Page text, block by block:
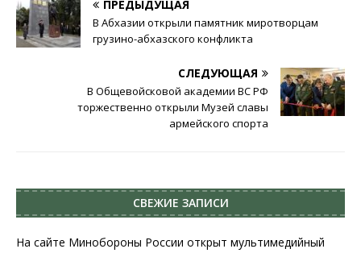
ПРЕДЫДУЩАЯ
В Абхазии открыли памятник миротворцам
грузино-абхазского конфликта
СЛЕДУЮЩАЯ
В Общевойсковой академии ВС РФ
торжественно открыли Музей славы
армейского спорта
СВЕЖИЕ ЗАПИСИ
На сайте Минобороны России открыт мультимедийный